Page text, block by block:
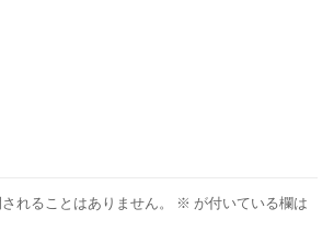
れることはありません。 ※ が付いている欄は